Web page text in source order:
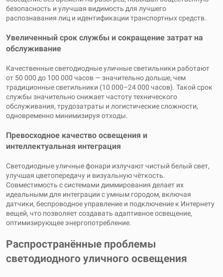
безопасность и улучшая видимость для лучшего
распознавания лиц и идентификации транспортных средств.
Увеличенный срок службы и сокращение затрат на
обслуживание
Качественные светодиодные уличные светильники работают
от 50 000 до 100 000 часов — значительно дольше, чем
традиционные светильники (10 000–24 000 часов). Такой срок
службы значительно снижает частоту технического
обслуживания, трудозатраты и логистические сложности,
одновременно минимизируя отходы.
Превосходное качество освещения и
интеллектуальная интеграция
Светодиодные уличные фонари излучают чистый белый свет,
улучшая цветопередачу и визуальную чёткость.
Совместимость с системами диммирования делает их
идеальными для интеграции с умным городом, включая
датчики, беспроводное управление и подключение к Интернету
вещей, что позволяет создавать адаптивное освещение,
оптимизирующее энергопотребление.
Распространённые проблемы
светодиодного уличного освещения